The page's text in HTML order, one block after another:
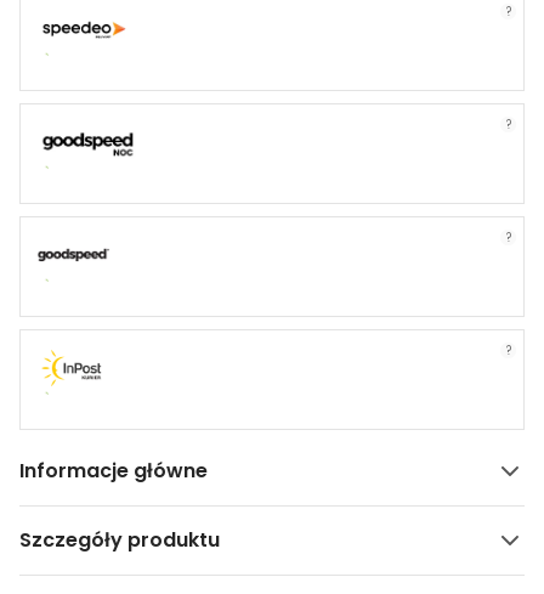
?
?
?
?
Informacje główne
Szczegóły produktu